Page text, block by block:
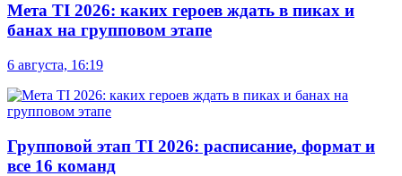
Мета TI 2026: каких героев ждать в пиках и
банах на групповом этапе
6 августа, 16:19
Групповой этап TI 2026: расписание, формат и
все 16 команд